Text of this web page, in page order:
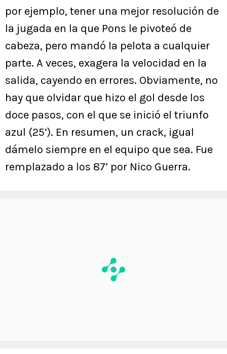
por ejemplo, tener una mejor resolución de
la jugada en la que Pons le pivoteó de
cabeza, pero mandó la pelota a cualquier
parte. A veces, exagera la velocidad en la
salida, cayendo en errores. Obviamente, no
hay que olvidar que hizo el gol desde los
doce pasos, con el que se inició el triunfo
azul (25’). En resumen, un crack, igual
dámelo siempre en el equipo que sea. Fue
remplazado a los 87’ por Nico Guerra.